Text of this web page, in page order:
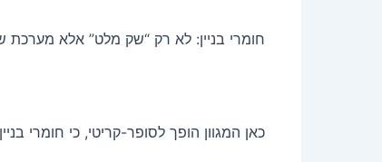
חומרי בניין: לא רק “שק מלט” אלא מערכת
כאן המגוון הופך לסופר-קריטי, כי חומרי